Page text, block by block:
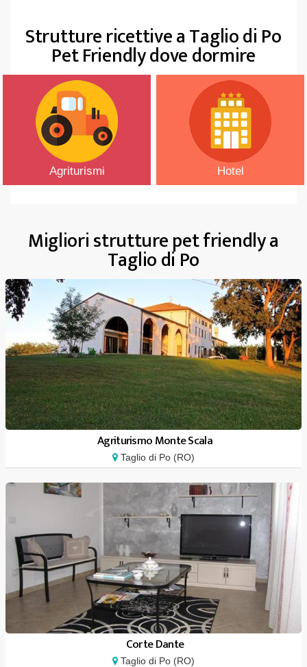
Strutture ricettive a Taglio di Po
Pet Friendly dove dormire
Agriturismi Hotel
Migliori strutture pet friendly a
Taglio di Po
Agriturismo Monte Scala
Taglio di Po (RO)
Corte Dante
Taglio di Po (RO)